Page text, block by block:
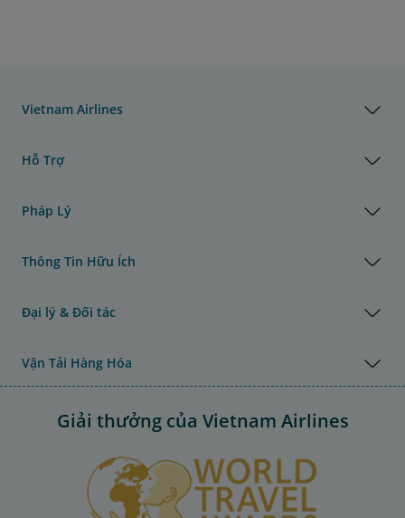
Vietnam Airlines
Hỗ Trợ
Pháp Lý
Thông Tin Hữu Ích
Đại lý & Đối tác
Vận Tải Hàng Hóa
Giải thưởng của Vietnam Airlines